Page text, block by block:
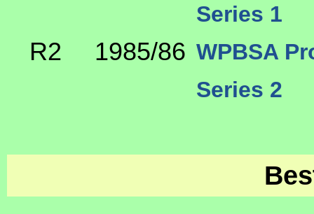
Series 1
R2 1985/86 WPBSA
Series 2